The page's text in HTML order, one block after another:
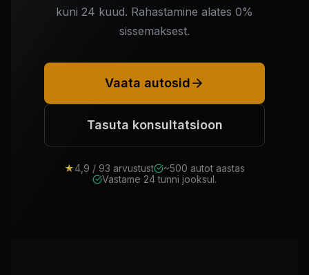
kuni 24 kuud. Rahastamine alates 0%
sissemaksest.
Vaata autosid
Tasuta konsultatsioon
★4,9 / 93 arvustust
~500 autot aastas
Vastame 24 tunni jooksul.